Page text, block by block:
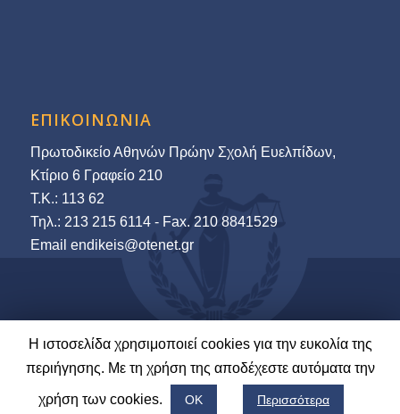
ΕΠΙΚΟΙΝΩΝΙΑ
Πρωτοδικείο Αθηνών Πρώην Σχολή Ευελπίδων,
Κτίριο 6 Γραφείο 210
Τ.Κ.: 113 62
Τηλ.: 213 215 6114 - Fax. 210 8841529
Εmail endikeis@otenet.gr
© 2022-23 Ένωση Δικαστών & Εισαγγελέων | Ανάπτυξη και Φιλοξενία:
Η ιστοσελίδα χρησιμοποιεί cookies για την ευκολία της
περιήγησης. Με τη χρήση της αποδέχεστε αυτόματα την
χρήση των cookies. ΟΚ Περισσότερα